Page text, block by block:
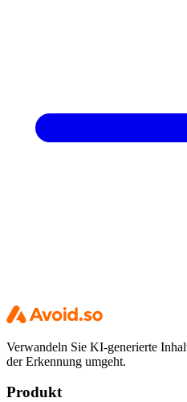
Verwandeln Sie KI-generierte
der Erkennung umgeht.
Produkt